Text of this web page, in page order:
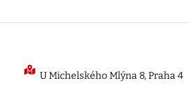
U Michelského Mlýna 8, Praha 4